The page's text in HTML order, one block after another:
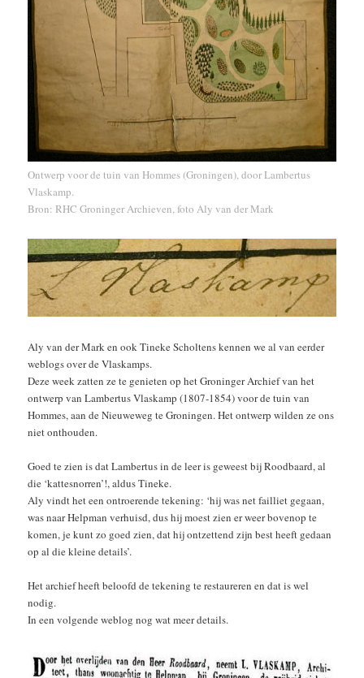
Ontwerp voor de tuin van Hommes (Groningen), door Lambertus
Vlaskamp.
Bron: RHC Groninger Archieven, foto Aly van der Mark
Aly van der Mark en ook Tineke Scholtens kennen we al van eerder
weblogs over de Vlaskamps.
Deze week zatten ze te genieten op het Groninger Archief van het
ontwerp van Lambertus Vlaskamp (1807-1854) voor de tuin van
Hommes, aan de Nieuweweg te Groningen. Het ontwerp wilden ze ons
niet onthouden.
Goed te zien is dat Lambertus in de leer is geweest bij Roodbaard, al
die ‘kattesnorren’!, aldus Tineke.
Aly vindt het een ontroerende tekening: ‘hij was net failliet gegaan,
was naar Helpman verhuisd, dus hij moest zien er weer bovenop te
komen, je kunt zo goed zien, dat hij ontzettend zijn best heeft gedaan
op al die kleine details’.
Het archief heeft beloofd de tekening te restaureren en dat is wel
nodig.
In een volgende weblog nog wat meer details.